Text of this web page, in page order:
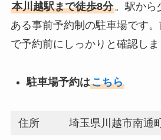
本川越駅まで徒歩8分。駅から
ある事前予約制の駐車場です
で予約前にしっかりと確認しま
駐車場予約はこちら
住所 埼玉県川越市南通